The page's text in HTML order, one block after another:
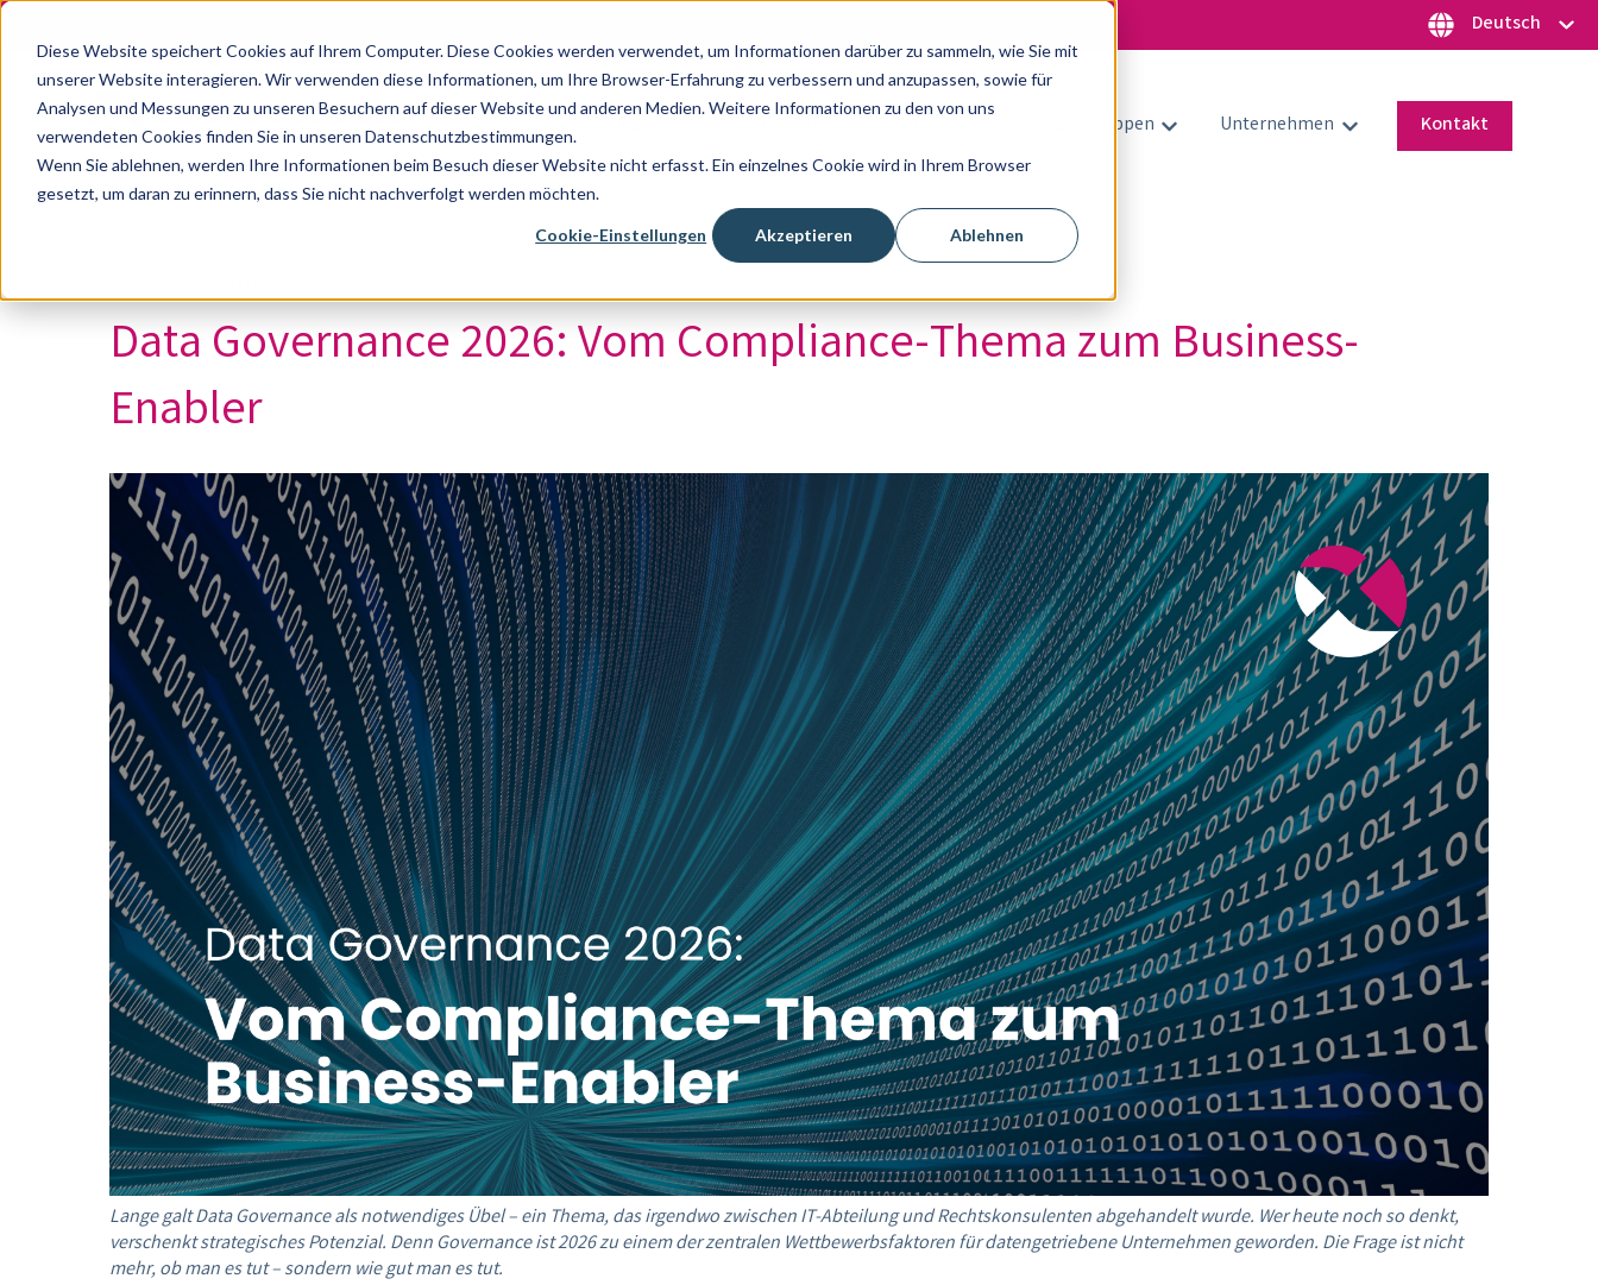
Diese Website speichert Cookies auf Ihrem Computer. Diese Cookies werden verwendet, um Informationen darüber zu sammeln, wie Sie mit
unserer Website interagieren. Wir verwenden diese Informationen, um Ihre Browser-Erfahrung zu verbessern und anzupassen, sowie für
Analysen und Messungen zu unseren Besuchern auf dieser Website und anderen Medien. Weitere Informationen zu den von uns
verwendeten Cookies finden Sie in unseren Datenschutzbestimmungen.
Wenn Sie ablehnen, werden Ihre Informationen beim Besuch dieser Website nicht erfasst. Ein einzelnes Cookie wird in Ihrem Browser
gesetzt, um daran zu erinnern, dass Sie nicht nachverfolgt werden möchten.
Cookie-Einstellungen Akzeptieren Ablehnen
Deutsch
Zielgruppen Untermenü für Zielgruppen anzeigen
Unternehmen Untermenü für Unternehmen
Kontakt
Data Governance 2026: Vom Compliance-Thema zum Business-
Enabler
Lange galt Data Governance als notwendiges Übel – ein Thema, das irgendwo zwischen IT-Abteilung und Rechtskonsulenten abgehandelt wurde. Wer heute noch so denkt,
verschenkt strategisches Potenzial. Denn Governance ist 2026 zu einem der zentralen Wettbewerbsfaktoren für datengetriebene Unternehmen geworden. Die Frage ist nicht
mehr, ob man es tut – sondern wie gut man es tut.